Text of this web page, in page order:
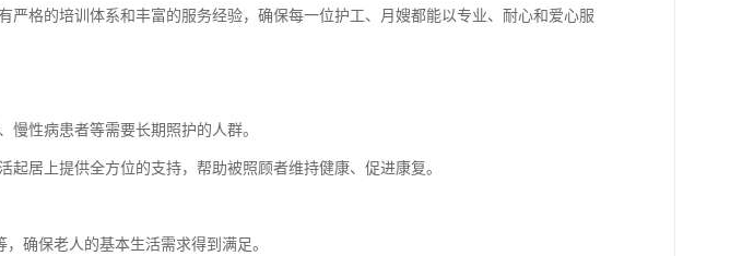
严格的培训体系和丰富的服务经验，确保每一位护工、月嫂都能以专业、耐心和爱心服
慢性病患者等需要长期照护的人群。
居上提供全方位的支持，帮助被照顾者维持健康、促进康复。
确保老人的基本生活需求得到满足。